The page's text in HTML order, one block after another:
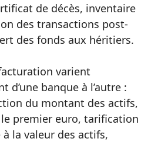
de décès, inventaire
des transactions post-
des fonds aux héritiers.
varient
d’une banque à l’autre :
du montant des actifs,
premier euro, tarification
la valeur des actifs,